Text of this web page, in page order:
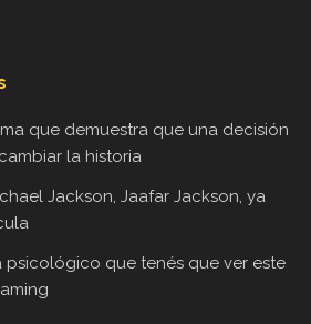
que demuestra que una decisión
la historia
Jackson, Jaafar Jackson, ya
psicológico que tenés que ver este